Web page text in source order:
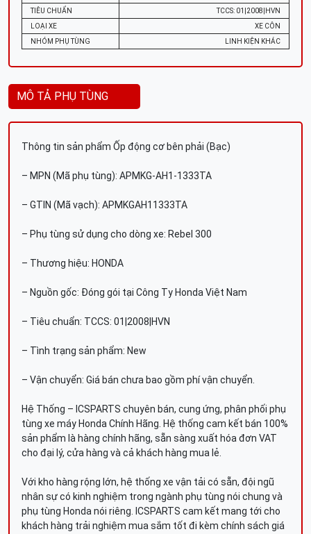
TIÊU CHUẨN
TCCS: 01|2008|HVN
LOẠI XE
XE CÔN
NHÓM PHỤ TÙNG
LINH KIỆN KHÁC
MÔ TẢ PHỤ TÙNG
Thông tin sản phẩm Ốp động cơ bên phải (Bạc)
– MPN (Mã phụ tùng): APMKG-AH1-1333TA
– GTIN (Mã vạch): APMKGAH11333TA
– Phụ tùng sử dụng cho dòng xe: Rebel 300
– Thương hiệu: HONDA
– Nguồn gốc: Đóng gói tại Công Ty Honda Việt Nam
– Tiêu chuẩn: TCCS: 01|2008|HVN
– Tình trạng sản phẩm: New
– Vận chuyển: Giá bán chưa bao gồm phí vận chuyển.
Hệ Thống – ICSPARTS chuyên bán, cung ứng, phân phối phụ
tùng xe máy Honda Chính Hãng. Hệ thống cam kết bán 100%
sản phẩm là hàng chính hãng, sẵn sàng xuất hóa đơn VAT
cho đại lý, cửa hàng và cả khách hàng mua lẻ.
Với kho hàng rộng lớn, hệ thống xe vận tải có sẵn, đội ngũ
nhân sự có kinh nghiệm trong ngành phụ tùng nói chung và
phụ tùng Honda nói riêng. ICSPARTS cam kết mang tới cho
khách hàng trải nghiệm mua sắm tốt đi kèm chính sách giá